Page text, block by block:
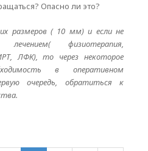
Опасно ли это?
размеров ( 10 мм) и если не
физиотерапия,
ЛФК), то через некоторое
в оперативном
очередь, обратиться к